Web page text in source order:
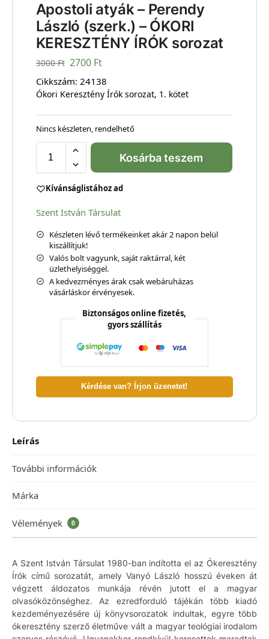
Apostoli atyák – Perendy
László (szerk.) – ÓKORI
KERESZTÉNY ÍRÓK sorozat
3000Ft 2700 Ft
Cikkszám: 24138
Ókori Keresztény Írók sorozat, 1. kötet
Nincs készleten, rendelhető
Kosárba teszem
Kívánságlistához ad
Szent István Társulat
Készleten lévő termékeinket akár 2 napon belül
kiszállítjuk!
Valós bolt vagyunk, saját raktárral, két
üzlethelyiséggel.
A kedvezményes árak csak webáruházas
vásárláskor érvényesek.
Biztonságos online fizetés,
gyors szállítás
Kérdése van? Írjon üzenetet!
Leírás
További információk
Márka
Vélemények 0
A Szent István Társulat 1980-ban indította el az Ókeresztény
Írók című sorozatát, amely Vanyó László hosszú éveken át
végzett áldozatos munkája révén jutott el a magyar
olvasóközönséghez. Az ezredforduló tájékán több kiadó
kezdeményezésére új könyvsorozatok indultak, egyre több
ókeresztény szerző életműve vált a magyar teológiai irodalom